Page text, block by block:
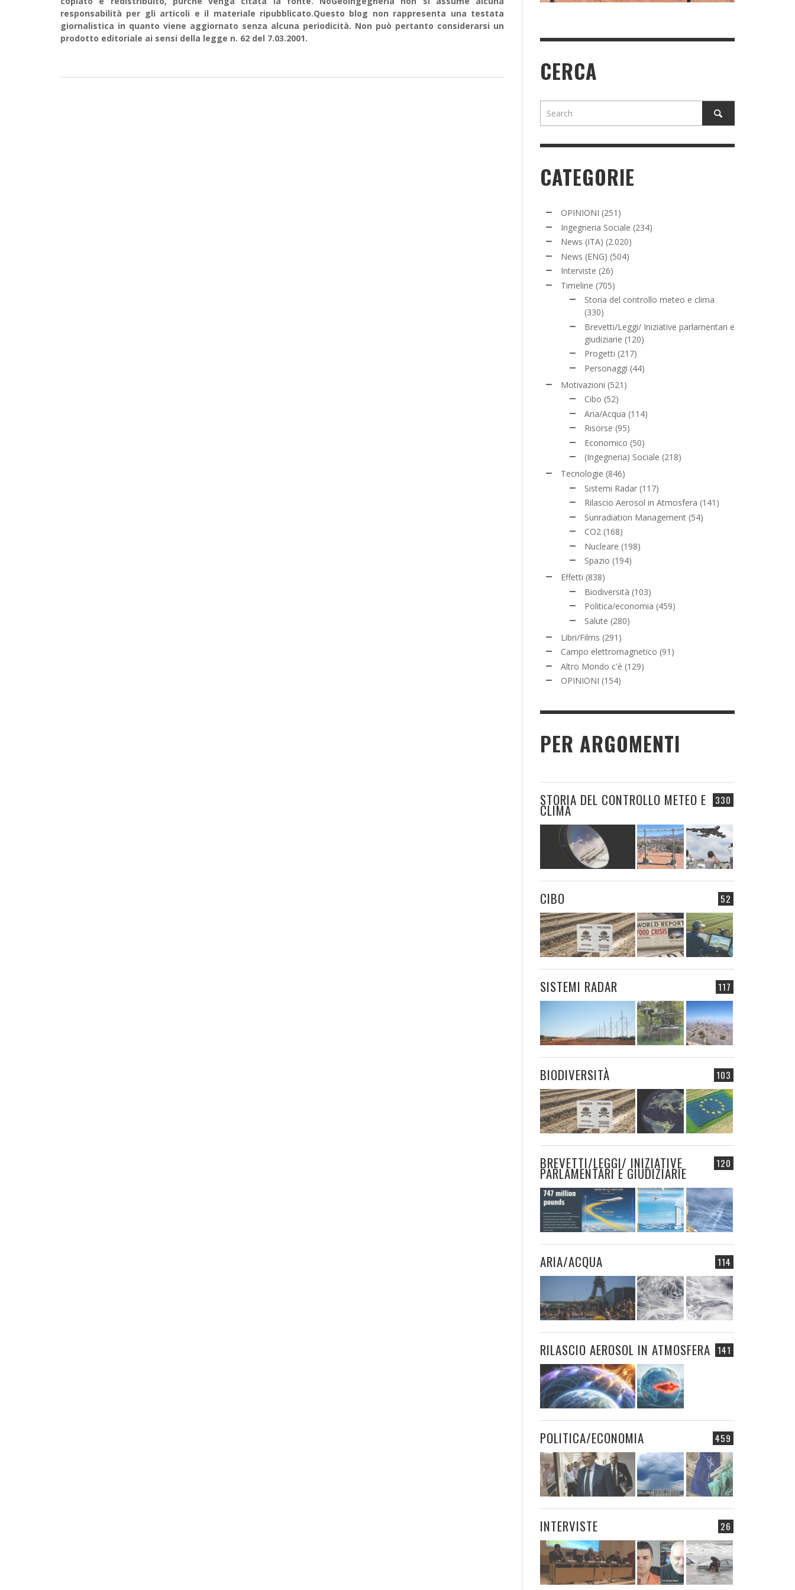
responsabilità per gli articoli e il materiale ripubblicato.Questo blog non rappresenta una testata
giornalistica in quanto viene aggiornato senza alcuna periodicità. Non può pertanto considerarsi un
prodotto editoriale ai sensi della legge n. 62 del 7.03.2001.
CERCA
CATEGORIE
OPINIONI (251)
Ingegneria Sociale (234)
News (ITA) (2.020)
News (ENG) (504)
Interviste (26)
Timeline (705)
Storia del controllo meteo e clima
(330)
Brevetti/Leggi/ Iniziative parlamentari e
giudiziarie (120)
Progetti (217)
Personaggi (44)
Motivazioni (521)
Cibo (52)
Aria/Acqua (114)
Risorse (95)
Economico (50)
(Ingegneria) Sociale (218)
Tecnologie (846)
Sistemi Radar (117)
Rilascio Aerosol in Atmosfera (141)
Sunradiation Management (54)
CO2 (168)
Nucleare (198)
Spazio (194)
Effetti (838)
Biodiversità (103)
Politica/economia (459)
Salute (280)
Libri/Films (291)
Campo elettromagnetico (91)
Altro Mondo c'è (129)
OPINIONI (154)
PER ARGOMENTI
330
STORIA DEL CONTROLLO METEO E
CLIMA
52
CIBO
117
SISTEMI RADAR
103
BIODIVERSITÀ
120
BREVETTI/LEGGI/ INIZIATIVE
PARLAMENTARI E GIUDIZIARIE
114
ARIA/ACQUA
141
RILASCIO AEROSOL IN ATMOSFERA
459
POLITICA/ECONOMIA
26
INTERVISTE